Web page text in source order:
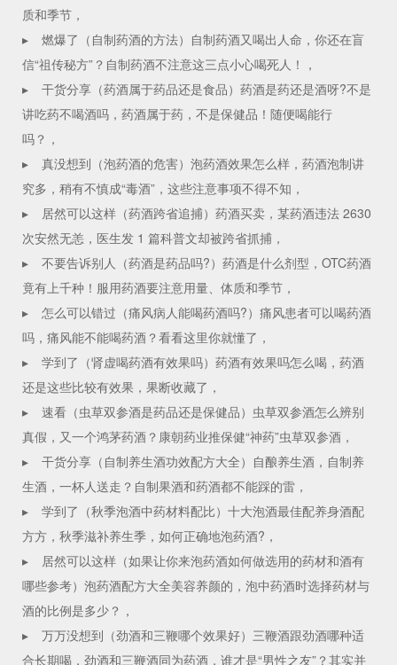
质和季节，
▸
燃爆了（自制药酒的方法）自制药酒又喝出人命，你还在盲
信“祖传秘方”？自制药酒不注意这三点小心喝死人！，
▸
干货分享（药酒属于药品还是食品）药酒是药还是酒呀?不是
讲吃药不喝酒吗，药酒属于药，不是保健品！随便喝能行
吗？，
▸
真没想到（泡药酒的危害）泡药酒效果怎么样，药酒泡制讲
究多，稍有不慎成“毒酒”，这些注意事项不得不知，
▸
居然可以这样（药酒跨省追捕）药酒买卖，某药酒违法 2630
次安然无恙，医生发 1 篇科普文却被跨省抓捕，
▸
不要告诉别人（药酒是药品吗?）药酒是什么剂型，OTC药酒
竟有上千种！服用药酒要注意用量、体质和季节，
▸
怎么可以错过（痛风病人能喝药酒吗?）痛风患者可以喝药酒
吗，痛风能不能喝药酒？看看这里你就懂了，
▸
学到了（肾虚喝药酒有效果吗）药酒有效果吗怎么喝，药酒
还是这些比较有效果，果断收藏了，
▸
速看（虫草双参酒是药品还是保健品）虫草双参酒怎么辨别
真假，又一个鸿茅药酒？康朝药业推保健“神药”虫草双参酒，
▸
干货分享（自制养生酒功效配方大全）自酿养生酒，自制养
生酒，一杯人送走？自制果酒和药酒都不能踩的雷，
▸
学到了（秋季泡酒中药材料配比）十大泡酒最佳配养身酒配
方方，秋季滋补养生季，如何正确地泡药酒?，
▸
居然可以这样（如果让你来泡药酒如何做选用的药材和酒有
哪些参考）泡药酒配方大全美容养颜的，泡中药酒时选择药材与
酒的比例是多少？，
▸
万万没想到（劲酒和三鞭哪个效果好）三鞭酒跟劲酒哪种适
合长期喝，劲酒和三鞭酒同为药酒，谁才是“男性之友”？其实并